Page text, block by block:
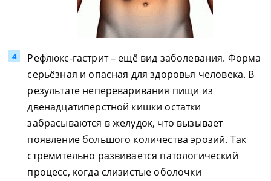
Рефлюкс-гастрит – ещё вид заболевания. Форма
серьёзная и опасная для здоровья человека. В
результате непереваривания пищи из
двенадцатиперстной кишки остатки
забрасываются в желудок, что вызывает
появление большого количества эрозий. Так
стремительно развивается патологический
процесс, когда слизистые оболочки